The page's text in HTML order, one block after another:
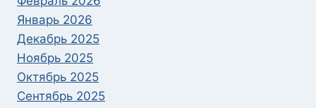
Январь 2026
Декабрь 2025
Ноябрь 2025
Октябрь 2025
Сентябрь 2025